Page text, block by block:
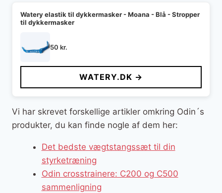
Watery elastik til dykkermasker - Moana - Blå - Stropper
til dykkermasker
50 kr.
WATERY.DK →
Vi har skrevet forskellige artikler omkring Odin´s
produkter, du kan finde nogle af dem her:
Det bedste vægtstangssæt til din
styrketræning
Odin crosstrainere: C200 og C500
sammenligning